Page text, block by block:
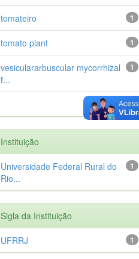
1
tomateiro
1
tomato plant
1
vesiculararbuscular mycorrhizal
f...
próximo >
Instituição
1
Universidade Federal Rural do
Rio...
Sigla da Instituição
1
UFRRJ